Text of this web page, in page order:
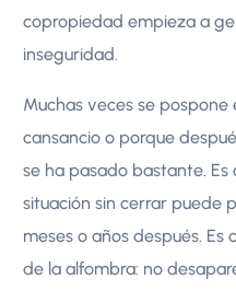
copropiedad empieza a
inseguridad.
Muchas veces se
cansancio o porque
se ha pasado bastante. Es
situación sin cerrar puede
meses o años después.
de la alfombra: no